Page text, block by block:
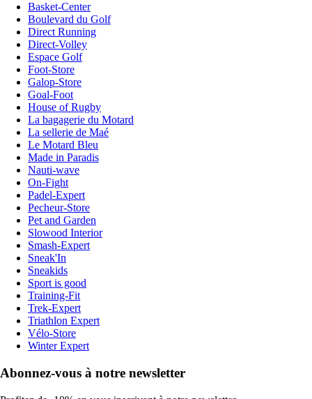
Basket-Center
Boulevard du Golf
Direct Running
Direct-Volley
Espace Golf
Foot-Store
Galop-Store
Goal-Foot
House of Rugby
La bagagerie du Motard
La sellerie de Maé
Le Motard Bleu
Made in Paradis
Nauti-wave
On-Fight
Padel-Expert
Pecheur-Store
Pet and Garden
Slowood Interior
Smash-Expert
Sneak'In
Sneakids
Sport is good
Training-Fit
Trek-Expert
Triathlon Expert
Vélo-Store
Winter Expert
Abonnez-vous à notre newsletter